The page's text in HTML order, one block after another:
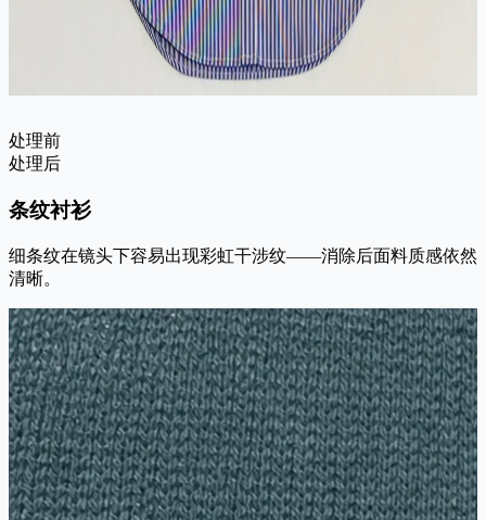
处理前
处理后
条纹衬衫
细条纹在镜头下容易出现彩虹干涉纹——消除后面料质感依然
清晰。